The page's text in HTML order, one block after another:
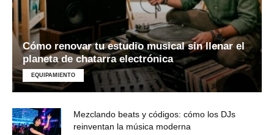
Cómo renovar tu estudio musical sin llenar el
planeta de chatarra electrónica
EQUIPAMIENTO
Mezclando beats y códigos: cómo los DJs
reinventan la música moderna